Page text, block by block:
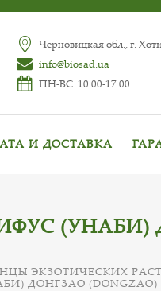
Черновицкая обл., г.
info@biosad.ua
ПН-ВС: 10:00-17:00
И ДОСТАВКА
(УНАБИ)
ЭКЗОТИЧЕСКИХ
ДОНГЗАО